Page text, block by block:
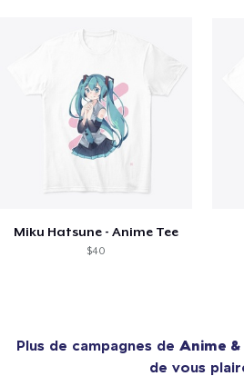
Miku Hatsune - Anime Tee
$40
Plus de campagnes de Anime &
de vous